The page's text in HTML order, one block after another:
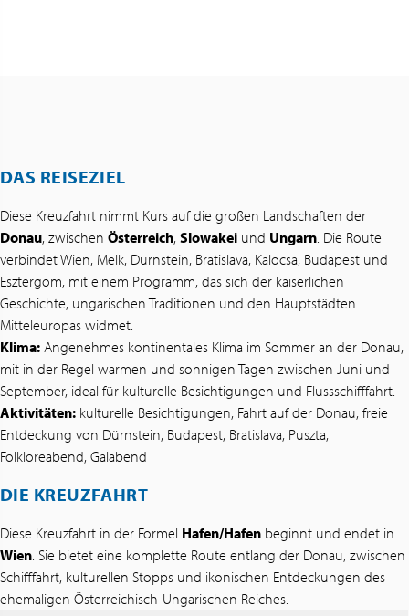
DAS REISEZIEL
Diese Kreuzfahrt nimmt Kurs auf die großen Landschaften der
Donau, zwischen Österreich, Slowakei und Ungarn. Die Route
verbindet Wien, Melk, Dürnstein, Bratislava, Kalocsa, Budapest und
Esztergom, mit einem Programm, das sich der kaiserlichen
Geschichte, ungarischen Traditionen und den Hauptstädten
Mitteleuropas widmet.
Klima: Angenehmes kontinentales Klima im Sommer an der Donau,
mit in der Regel warmen und sonnigen Tagen zwischen Juni und
September, ideal für kulturelle Besichtigungen und Flussschifffahrt.
Aktivitäten: kulturelle Besichtigungen, Fahrt auf der Donau, freie
Entdeckung von Dürnstein, Budapest, Bratislava, Puszta,
Folkloreabend, Galabend
DIE KREUZFAHRT
Diese Kreuzfahrt in der Formel Hafen/Hafen beginnt und endet in
Wien. Sie bietet eine komplette Route entlang der Donau, zwischen
Schifffahrt, kulturellen Stopps und ikonischen Entdeckungen des
ehemaligen Österreichisch-Ungarischen Reiches.